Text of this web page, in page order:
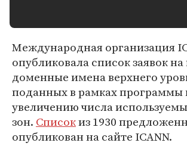
Международная организация
опубликовала список заявок
доменные имена верхнего
поданных в рамках программы
увеличению числа
зон. Списокиз 1930
опубликован на сайте ICANN.